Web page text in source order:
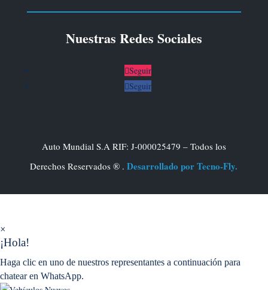
Nuestras Redes Sociales
Seguir
Seguir
Auto Mundial S.A RIF: J-000025479 – Todos los
Derechos Reservados ® .Desarrollado por Tecno-Fly.
×
¡Hola!
Haga clic en uno de nuestros representantes a continuación para
chatear en WhatsApp.